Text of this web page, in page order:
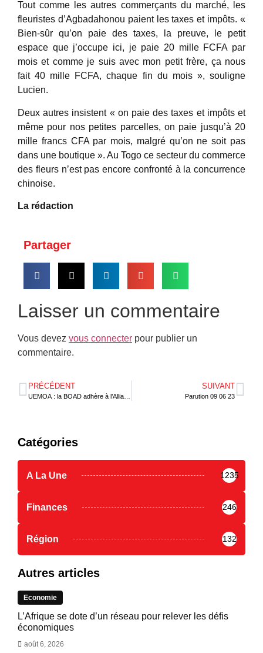
Tout comme les autres commerçants du marché, les
fleuristes d’Agbadahonou paient les taxes et impôts. «
Bien-sûr qu’on paie des taxes, la preuve, le petit
espace que j’occupe ici, je paie 20 mille FCFA par
mois et comme je suis avec mon petit frère, ça nous
fait 40 mille FCFA, chaque fin du mois », souligne
Lucien.
Deux autres insistent « on paie des taxes et impôts et
même pour nos petites parcelles, on paie jusqu’à 20
mille francs CFA par mois, malgré qu’on ne soit pas
dans une boutique ». Au Togo ce secteur du commerce
des fleurs n’est pas encore confronté à la concurrence
chinoise.
La rédaction
Partager
Laisser un commentaire
Vous devez vous connecter pour publier un
commentaire.
PRÉCÉDENT SUIVANT
Parution 09 06 23
Catégories
A La Une 1235
Finances 246
Région 132
Autres articles
Economie
L’Afrique se dote d’un réseau pour relever les défis
économiques
août 6, 2026